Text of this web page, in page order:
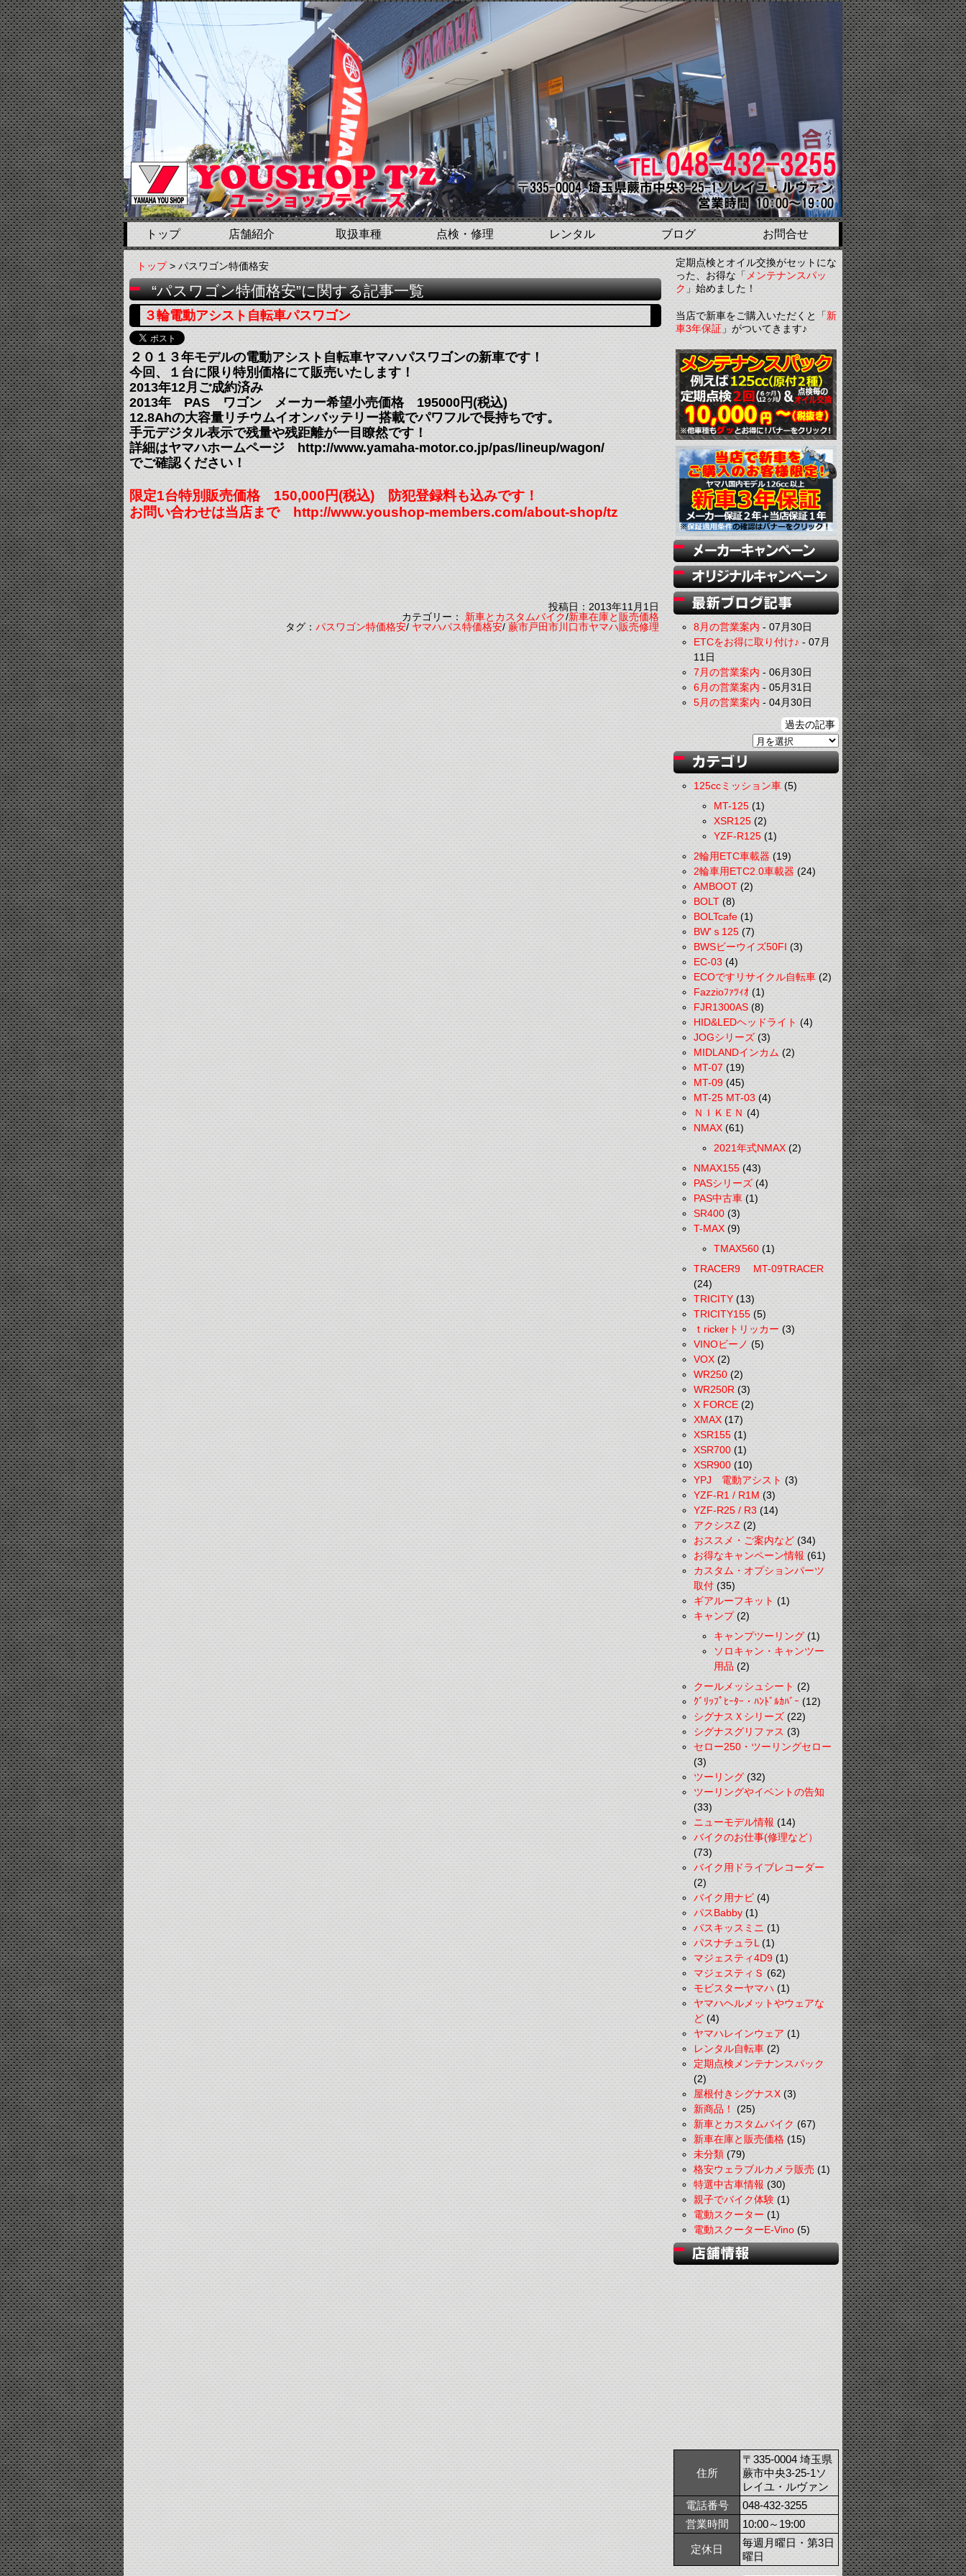
トップ 店舗紹介 取扱車種 点検・修理 レンタル ブログ お問合せ
トップ> パスワゴン特価格安
“パスワゴン特価格安”に関する記事一覧
３輪電動アシスト自転車パスワゴン
２０１３年モデルの電動アシスト自転車ヤマハパスワゴンの新車です！
今回、１台に限り特別価格にて販売いたします！
2013年12月ご成約済み
2013年 PAS ワゴン メーカー希望小売価格 195000円(税込)
12.8Ahの大容量リチウムイオンバッテリー搭載でパワフルで長持ちです。
手元デジタル表示で残量や残距離が一目瞭然です！
詳細はヤマハホームページ http://www.yamaha-motor.co.jp/pas/lineup/wagon/
でご確認ください！
限定1台特別販売価格 150,000円(税込) 防犯登録料も込みです！
お問い合わせは当店まで http://www.youshop-members.com/about-shop/tz
投稿日：2013年11月1日
カテゴリー：新車とカスタムバイク/新車在庫と販売価格
タグ：パスワゴン特価格安/ヤマハパス特価格安/蕨市戸田市川口市ヤマハ販売修理
定期点検とオイル交換がセットにな
った、お得な「 メンテナンスパッ
ク」始めました！
当店で新車をご購入いただくと「新
車3年保証」がついてきます♪
8月の営業案内-07月30日
ETCをお得に取り付け♪-07月
11日
7月の営業案内-06月30日
6月の営業案内-05月31日
5月の営業案内-04月30日
過去の記事
125ccミッション車(5)
MT-125(1)
XSR125(2)
YZF-R125(1)
2輪用ETC車載器(19)
2輪車用ETC2.0車載器(24)
AMBOOT(2)
BOLT(8)
BOLTcafe(1)
BW'ｓ125(7)
BWSビーウイズ50FI(3)
EC-03(4)
ECOですリサイクル自転車(2)
Fazzioﾌｧﾂｨｵ(1)
FJR1300AS(8)
HID&LEDヘッドライト(4)
JOGシリーズ(3)
MIDLANDインカム(2)
MT-07(19)
MT-09 (45)
MT-25 MT-03(4)
ＮＩＫＥＮ(4)
NMAX(61)
2021年式NMAX(2)
NMAX155(43)
PASシリーズ(4)
PAS中古車(1)
SR400(3)
T-MAX(9)
TMAX560(1)
TRACER9 MT-09TRACER
(24)
TRICITY(13)
TRICITY155(5)
ｔrickerトリッカー(3)
VINOビーノ(5)
VOX(2)
WR250(2)
WR250R(3)
X FORCE(2)
XMAX(17)
XSR155(1)
XSR700(1)
XSR900(10)
YPJ 電動アシスト(3)
YZF-R1 / R1M(3)
YZF-R25 / R3(14)
アクシスZ(2)
おススメ・ご案内など(34)
お得なキャンペーン情報(61)
カスタム・オプションパーツ
取付(35)
ギアルーフキット(1)
キャンプ(2)
キャンプツーリング(1)
ソロキャン・キャンツー
用品(2)
クールメッシュシート(2)
ｸﾞﾘｯﾌﾟﾋｰﾀｰ・ﾊﾝﾄﾞﾙｶﾊﾞｰ(12)
シグナスＸシリーズ(22)
シグナスグリファス(3)
セロー250・ツーリングセロー
(3)
ツーリング(32)
ツーリングやイベントの告知
(33)
ニューモデル情報(14)
バイクのお仕事(修理など）
(73)
バイク用ドライブレコーダー
(2)
バイク用ナビ(4)
パスBabby(1)
パスキッスミニ(1)
パスナチュラL(1)
マジェスティ4D9(1)
マジェスティＳ(62)
モビスターヤマハ(1)
ヤマハヘルメットやウェアな
ど(4)
ヤマハレインウェア(1)
レンタル自転車(2)
定期点検メンテナンスパック
(2)
屋根付きシグナスX(3)
新商品！(25)
新車とカスタムバイク(67)
新車在庫と販売価格(15)
未分類(79)
格安ウェラブルカメラ販売(1)
特選中古車情報(30)
親子でバイク体験(1)
電動スクーター(1)
電動スクーターE-Vino(5)
住所
〒335-0004 埼玉県
蕨市中央3-25-1ソ
レイユ・ルヴァン
電話番号
048-432-3255
営業時間
10:00～19:00
定休日
毎週月曜日・第3日
曜日